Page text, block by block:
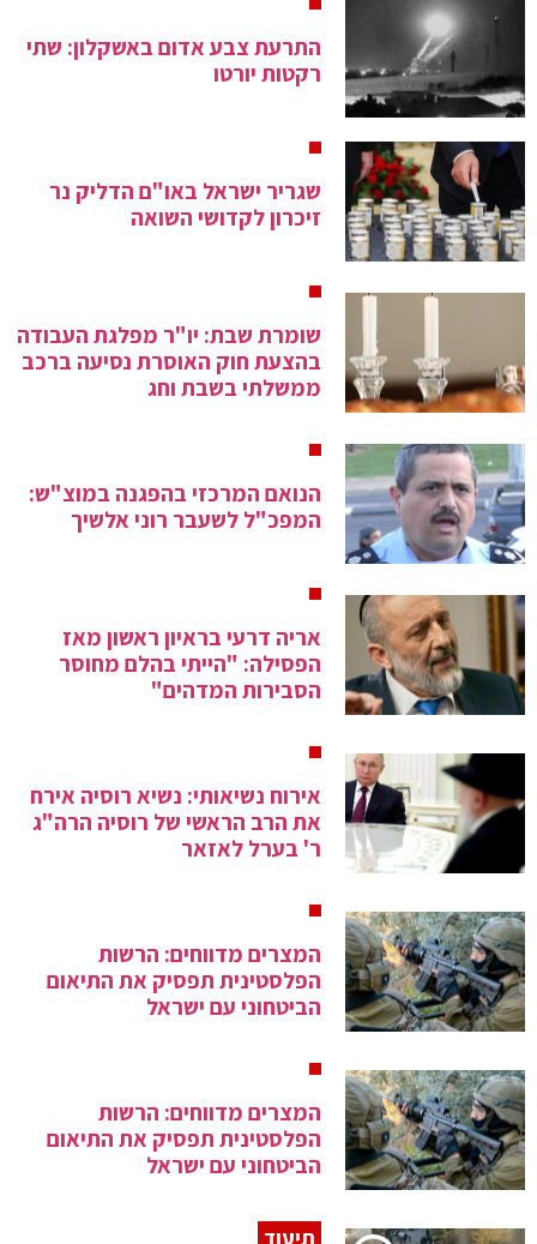
התרעת צבע אדום באשקלון: שתי
רקטות יורטו
שגריר ישראל באו"ם הדליק נר
זיכרון לקדושי השואה
שומרת שבת: יו"ר מפלגת העבודה
בהצעת חוק האוסרת נסיעה ברכב
ממשלתי בשבת וחג
הנואם המרכזי בהפגנה במוצ"ש:
המפכ"ל לשעבר רוני אלשיך
אריה דרעי בראיון ראשון מאז
הפסילה: "הייתי בהלם מחוסר
הסבירות המדהים"
אירוח נשיאותי: נשיא רוסיה אירח
את הרב הראשי של רוסיה הרה"ג
ר' בערל לאזאר
המצרים מדווחים: הרשות
הפלסטינית תפסיק את התיאום
הביטחוני עם ישראל
המצרים מדווחים: הרשות
הפלסטינית תפסיק את התיאום
הביטחוני עם ישראל
תיעוד